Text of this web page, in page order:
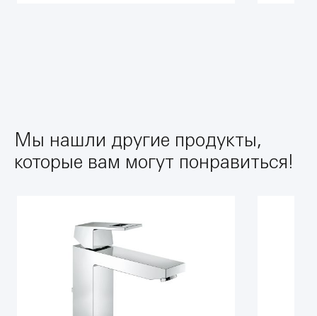
Мы нашли другие продукты,
которые вам могут понравиться!